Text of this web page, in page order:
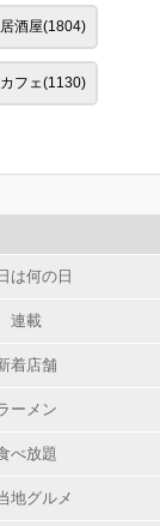
居酒屋(1804)
カフェ(1130)
は何の日
連載
着店舗
ーメン
べ放題
地グルメ